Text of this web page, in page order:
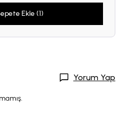
Ekle (1)
Yorum Yap